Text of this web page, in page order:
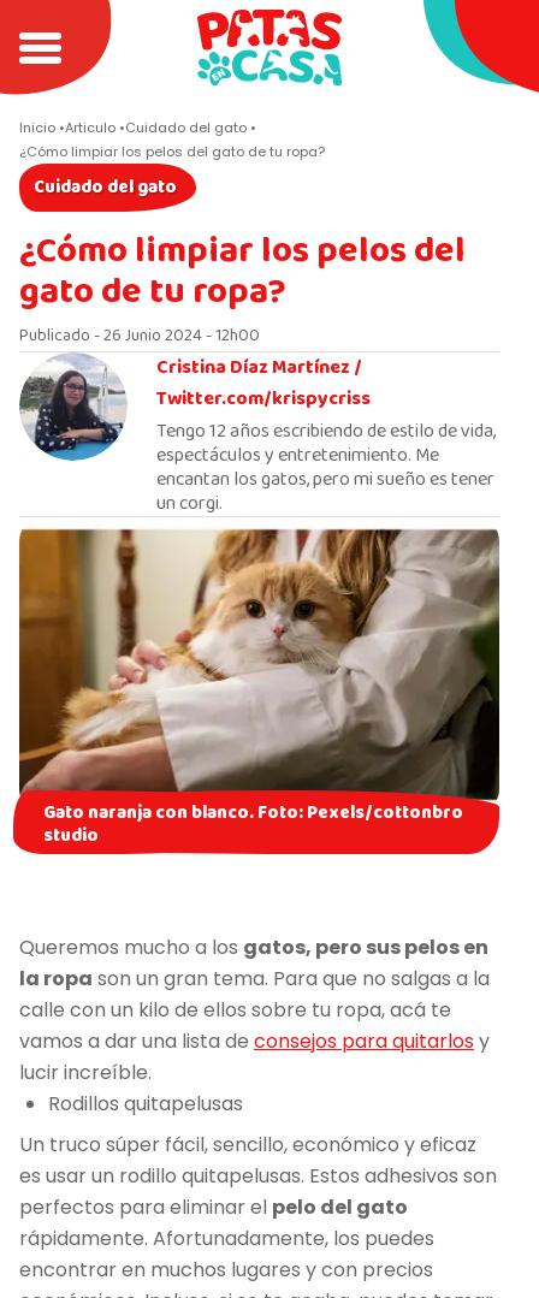
Inicio Articulo Cuidado del gato
¿Cómo limpiar los pelos del gato de tu ropa?
Cuidado del gato
¿Cómo limpiar los pelos del
gato de tu ropa?
Publicado - 26 Junio 2024 - 12h00
Cristina Díaz Martínez /
Twitter.com/krispycriss
Tengo 12 años escribiendo de estilo de vida,
espectáculos y entretenimiento. Me
encantan los gatos, pero mi sueño es tener
un corgi.
Gato naranja con blanco. Foto: Pexels/cottonbro
studio
Queremos mucho a los gatos, pero sus pelos en
la ropa son un gran tema. Para que no salgas a la
calle con un kilo de ellos sobre tu ropa, acá te
vamos a dar una lista de consejos para quitarlosy
lucir increíble.
Rodillos quitapelusas
Un truco súper fácil, sencillo, económico y eficaz
es usar un rodillo quitapelusas. Estos adhesivos son
perfectos para eliminar el pelo del gato
rápidamente. Afortunadamente, los puedes
encontrar en muchos lugares y con precios